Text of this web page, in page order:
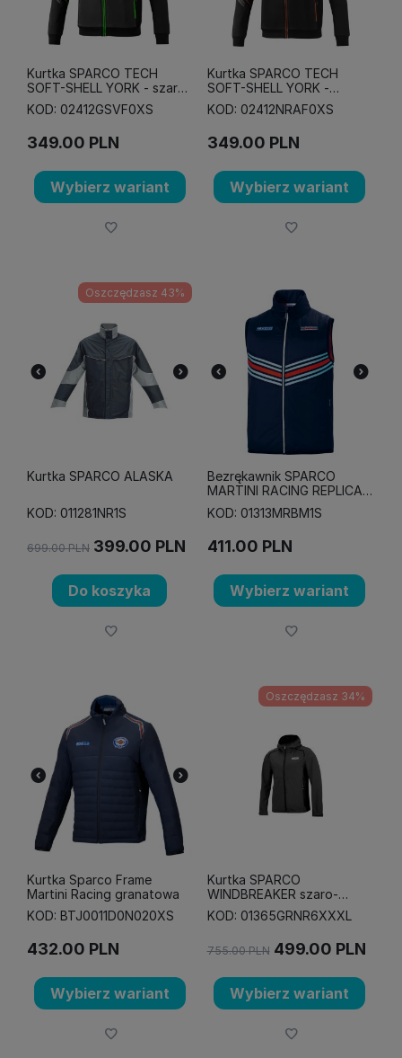
Kurtka SPARCO TECH
SOFT-SHELL YORK - szaro-
zielona fluo
KOD: 02412GSVF0XS
349.00 PLN
Wybierz wariant
Kurtka SPARCO TECH
SOFT-SHELL YORK -
czarno-pomarańczowa
fluo
KOD: 02412NRAF0XS
349.00 PLN
Wybierz wariant
Oszczędzasz 43%
Kurtka SPARCO ALASKA
KOD: 011281NR1S
699.00 PLN 399.00 PLN
Do koszyka
Bezrękawnik SPARCO
MARTINI RACING REPLICA
VEST - granatowy
KOD: 01313MRBM1S
411.00 PLN
Wybierz wariant
Kurtka Sparco Frame
Martini Racing granatowa
KOD: BTJ0011D0N020XS
432.00 PLN
Wybierz wariant
Oszczędzasz 34%
Kurtka SPARCO
WINDBREAKER szaro-
czarna
KOD: 01365GRNR6XXXL
755.00 PLN 499.00 PLN
Wybierz wariant